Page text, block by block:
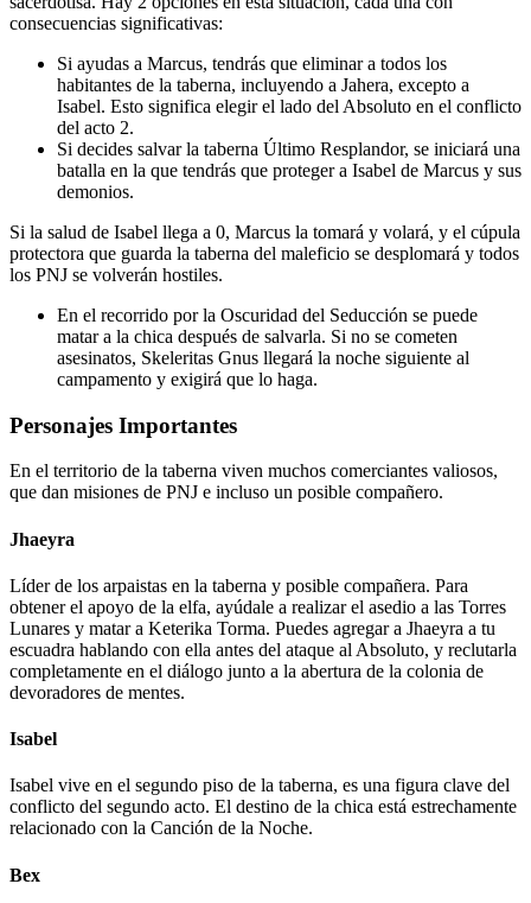
consecuencias significativas:
Si ayudas a Marcus, tendrás que eliminar a todos los
habitantes de la taberna, incluyendo a Jahera, excepto a
Isabel. Esto significa elegir el lado del Absoluto en el conflicto
del acto 2.
Si decides salvar la taberna Último Resplandor, se iniciará una
batalla en la que tendrás que proteger a Isabel de Marcus y sus
demonios.
Si la salud de Isabel llega a 0, Marcus la tomará y volará, y el cúpula
protectora que guarda la taberna del maleficio se desplomará y todos
los PNJ se volverán hostiles.
En el recorrido por la Oscuridad del Seducción se puede
matar a la chica después de salvarla. Si no se cometen
asesinatos, Skeleritas Gnus llegará la noche siguiente al
campamento y exigirá que lo haga.
Personajes Importantes
En el territorio de la taberna viven muchos comerciantes valiosos,
que dan misiones de PNJ e incluso un posible compañero.
Jhaeyra
Líder de los arpaistas en la taberna y posible compañera. Para
obtener el apoyo de la elfa, ayúdale a realizar el asedio a las Torres
Lunares y matar a Keterika Torma. Puedes agregar a Jhaeyra a tu
escuadra hablando con ella antes del ataque al Absoluto, y reclutarla
completamente en el diálogo junto a la abertura de la colonia de
devoradores de mentes.
Isabel
Isabel vive en el segundo piso de la taberna, es una figura clave del
conflicto del segundo acto. El destino de la chica está estrechamente
relacionado con la Canción de la Noche.
Bex